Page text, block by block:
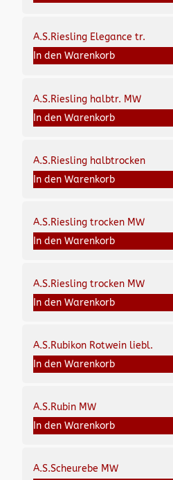
A.S.Riesling Elegance tr.
In den Warenkorb
A.S.Riesling halbtr. MW
In den Warenkorb
A.S.Riesling halbtrocken
In den Warenkorb
A.S.Riesling trocken MW
In den Warenkorb
A.S.Riesling trocken MW
In den Warenkorb
A.S.Rubikon Rotwein liebl.
In den Warenkorb
A.S.Rubin MW
In den Warenkorb
A.S.Scheurebe MW